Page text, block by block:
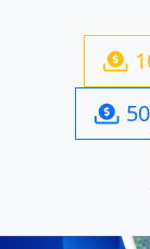

